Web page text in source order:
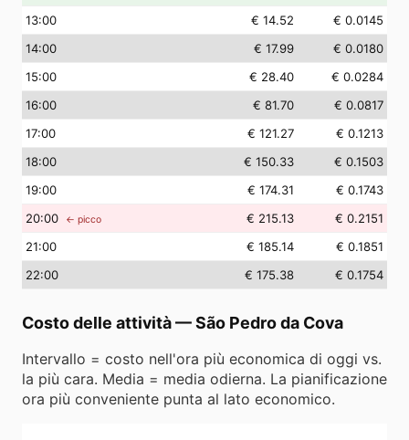
13:00 € 14.52
€ 0.0145
14:00 € 17.99
€ 0.0180
15:00 € 28.40
€ 0.0284
16:00 € 81.70
€ 0.0817
17:00 € 121.27
€ 0.1213
18:00 € 150.33
€ 0.1503
19:00 € 174.31
€ 0.1743
20:00 ← picco € 215.13
€ 0.2151
21:00 € 185.14
€ 0.1851
22:00 € 175.38 € 0.1754
Costo delle attività—São Pedro da Cova
Intervallo = costo nell'ora più economica di oggi vs.
la più cara. Media = media odierna. La pianificazione
ora più conveniente punta al lato economico.